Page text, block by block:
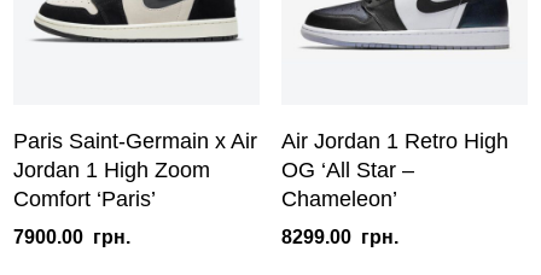
Paris Saint-Germain x Air
Jordan 1 High Zoom
Comfort ‘Paris’
7900.00 грн.
Air Jordan 1 Retro High
OG ‘All Star –
Chameleon’
8299.00 грн.